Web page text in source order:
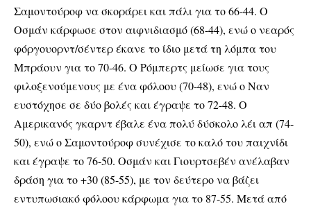
Σαμοντούροφ να σκοράρει και πάλι για το 66-44. Ο
Οσμάν κάρφωσε στον αιφνιδιασμό (68-44), ενώ ο νεαρός
φόργουορντ/σέντερ έκανε το ίδιο μετά τη λόμπα του
Μπράουν για το 70-46. Ο Ρόμπερτς μείωσε για τους
φιλοξενούμενους με ένα φόλοου (70-48), ενώ ο Ναν
ευστόχησε σε δύο βολές και έγραψε το 72-48. Ο
Αμερικανός γκαρντ έβαλε ένα πολύ δύσκολο λέι απ (74-
50), ενώ ο Σαμοντούροφ συνέχισε το καλό του παιχνίδι
και έγραψε το 76-50. Οσμάν και Γιουρτσεβέν ανέλαβαν
δράση για το +30 (85-55), με τον δεύτερο να βάζει
εντυπωσιακό φόλοου κάρφωμα για το 87-55. Μετά από